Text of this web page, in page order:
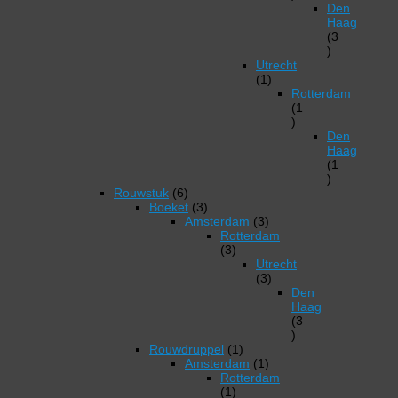
producten
Den
Haag
3
3
Utrecht
11
productRotterdam
1
1
productDen
Haag
1
1
Rouwstuk 66
producten
Boeket 33
producten
Amsterdam 33
producten
Rotterdam
33
producten
Utrecht
33
producten
Den
Haag
3
3
Rouwdruppel 11
product
Amsterdam 11
product
Rotterdam
11